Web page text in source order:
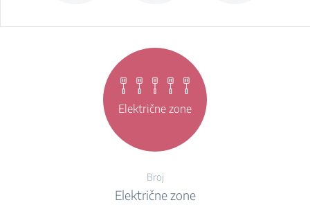
Električne zone
Broj
Električne zone